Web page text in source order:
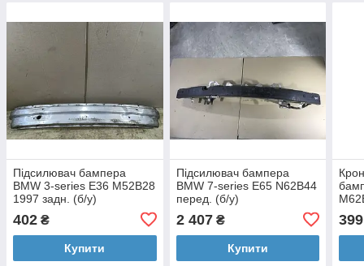
Підсилювач бампера
BMW 3-series E36 M52B28
1997 задн. (б/у)
402 ₴
Купити
Підсилювач бампера
BMW 7-series E65 N62B44
перед. (б/у)
2 407₴
Купити
399